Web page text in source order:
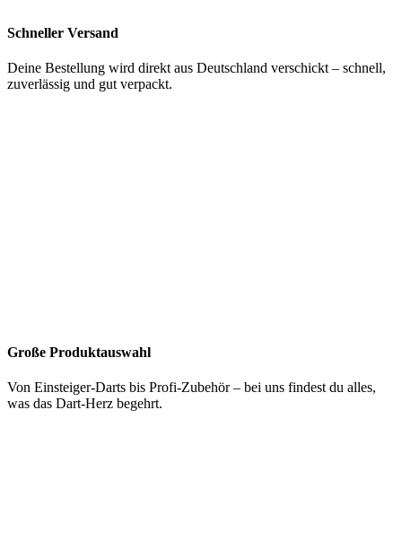
Schneller Versand
Deine Bestellung wird direkt aus Deutschland verschickt – schnell,
zuverlässig und gut verpackt.
Große Produktauswahl
Von Einsteiger-Darts bis Profi-Zubehör – bei uns findest du alles,
was das Dart-Herz begehrt.